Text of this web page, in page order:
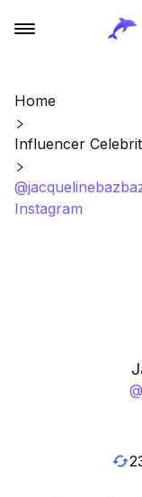
Home
Influencer
Instagram
@